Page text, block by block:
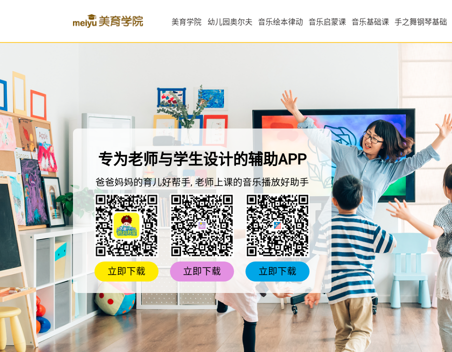
美育学院 幼儿园奥尔夫 音乐绘本律动 音乐启蒙课 音乐基础课 手之舞钢琴基础
专为老师与学生设计的辅助APP
爸爸妈妈的育儿好帮手, 老师上课的音乐播放好助手
立即下载 立即下载 立即下载